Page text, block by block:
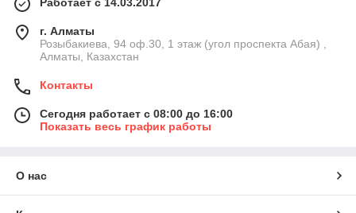
Работает с 14.03.2017
г. Алматы
Розыбакиева, 94 оф.30, 1 этаж (угол проспекта Абая) ,
Алматы, Казахстан
Контакты
Сегодня работает с 08:00 до 16:00
Показать весь график работы
О нас